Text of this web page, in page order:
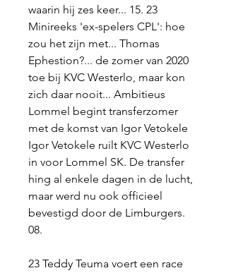
waarin hij zes keer... 15. 23
Minireeks 'ex-spelers CPL': hoe
zou het zijn met... Thomas
Ephestion?... de zomer van 2020
toe bij KVC Westerlo, maar kon
zich daar nooit... Ambitieus
Lommel begint transferzomer
met de komst van Igor Vetokele
Igor Vetokele ruilt KVC Westerlo
in voor Lommel SK. De transfer
hing al enkele dagen in de lucht,
maar werd nu ook officieel
bevestigd door de Limburgers.
08.
23 Teddy Teuma voert een race